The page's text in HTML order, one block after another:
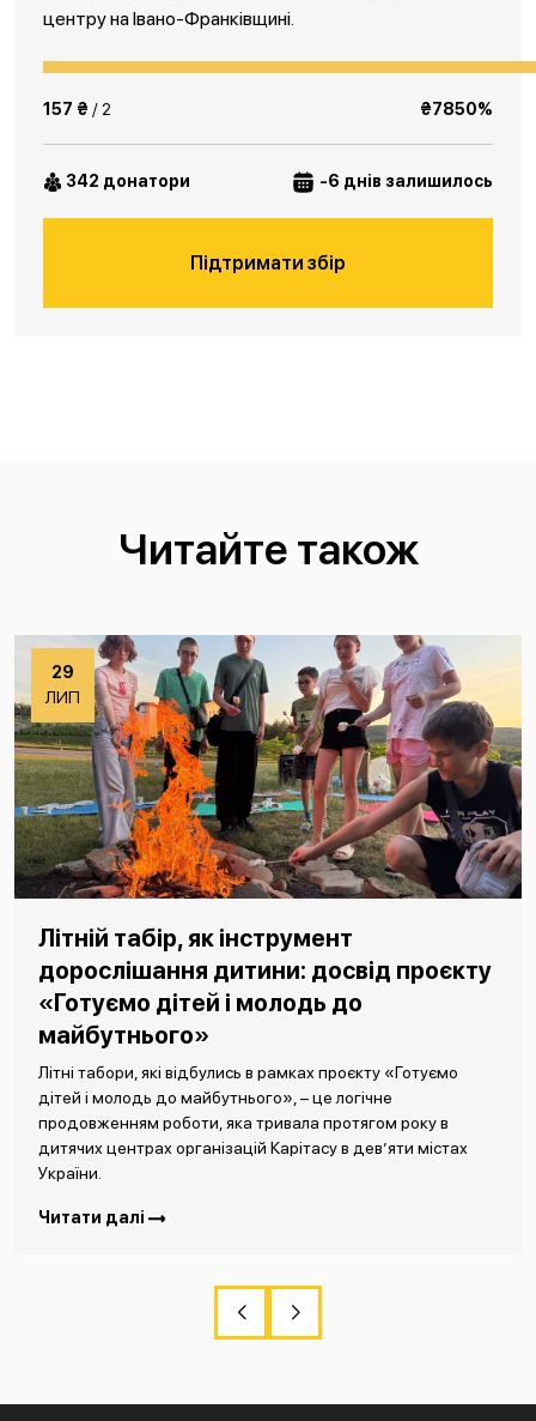
центру на Івано-Франківщині.
157 ₴ / 2 ₴7850%
342 донатори -6 днів залишилось
Підтримати збір
Читайте також
29
ЛИП
Літній табір, як інструмент
дорослішання дитини: досвід проєкту
«Готуємо дітей і молодь до
майбутнього»
Літні табори, які відбулись в рамках проєкту «Готуємо
дітей і молодь до майбутнього», – це логічне
продовженням роботи, яка тривала протягом року в
дитячих центрах організацій Карітасу в дев’яти містах
України.
Читати далі